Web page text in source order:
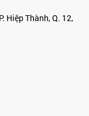
Hiệp Thành, Q. 12,